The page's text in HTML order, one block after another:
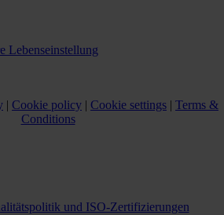
Lebenseinstellung
| Cookie policy | Cookie settings | Terms &
Conditions
und ISO-Zertifizierungen